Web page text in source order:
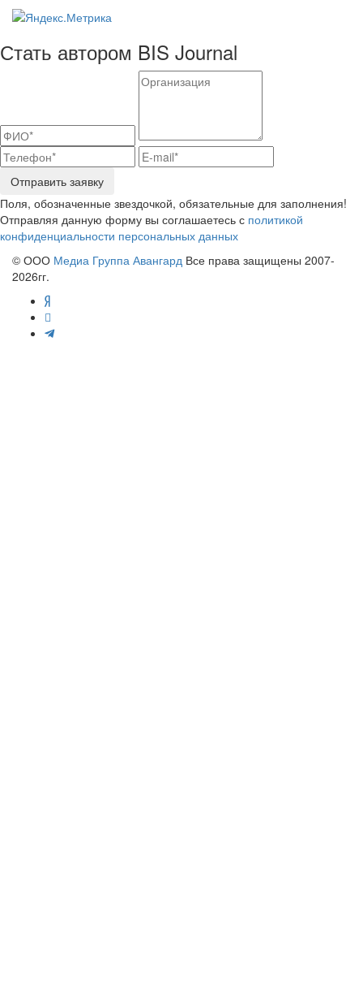
Стать автором BIS Journal
Отправить заявку
Поля, обозначенные звездочкой, обязательные для заполнения!
Отправляя данную форму вы соглашаетесь с политикой
конфиденциальности персональных данных
© ООО Медиа Группа Авангард Все права защищены 2007-
2026гг.